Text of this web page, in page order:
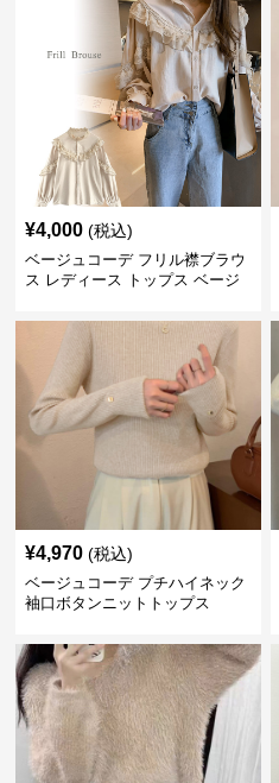
¥4,000 (税込)
ベージュコーデ フリル襟ブラウ
ス レディース トップス ベージ
¥4,970 (税込)
ベージュコーデ プチハイネック
袖口ボタンニットトップス